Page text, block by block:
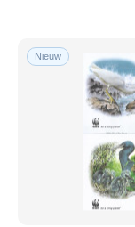
Nieuw